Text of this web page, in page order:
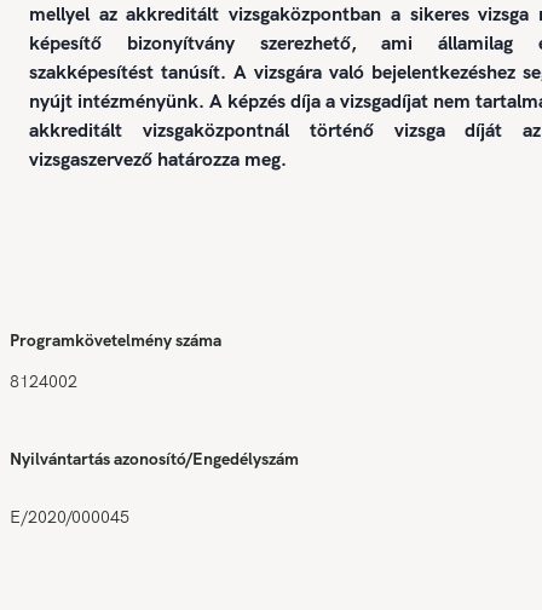
mellyel az akkreditált vizsgaközpontban a sikeres vizsga
képesítő bizonyítvány szerezhető, ami államilag
szakképesítést tanúsít. A vizsgára való bejelentkezéshez
nyújt intézményünk. A képzés díja a vizsgadíjat nem
akkreditált vizsgaközpontnál történő vizsga díját
vizsgaszervező határozza meg.
Programkövetelmény száma
8124002
Nyilvántartás azonosító/Engedélyszám
E/2020/000045